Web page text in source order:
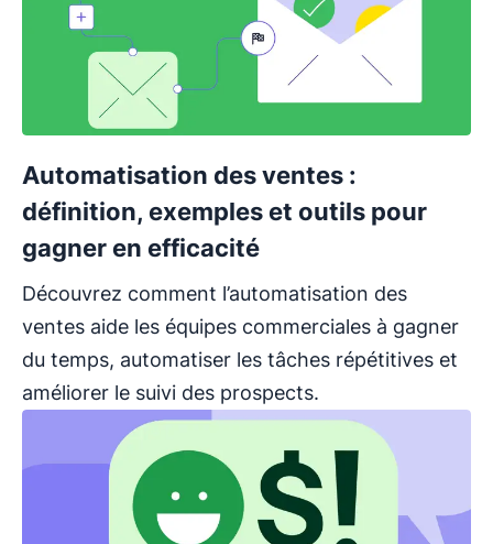
Automatisation des ventes :
définition, exemples et outils pour
gagner en efficacité
Découvrez comment l’automatisation des
ventes aide les équipes commerciales à gagner
du temps, automatiser les tâches répétitives et
améliorer le suivi des prospects.